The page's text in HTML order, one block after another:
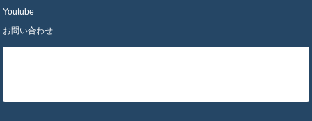
Youtube
お問い合わせ